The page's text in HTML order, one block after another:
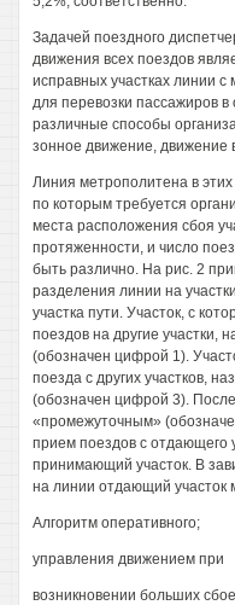
Задачей поездного
движения всех поездов
исправных участках линии
для перевозки пассажиров
различные способы
зонное движение, движение
Линия метрополитена в этих
по которым требуется
места расположения сбоя
протяженности, и число
быть различно. На рис. 2
разделения линии на
участка пути. Участок, с
поездов на другие участки,
(обозначен цифрой 1).
поезда с других участков,
(обозначен цифрой 3).
«промежуточным»
прием поездов с отдающего
принимающий участок. В
на линии отдающий участок
Алгоритм оперативного;
управления движением при
возникновении больших